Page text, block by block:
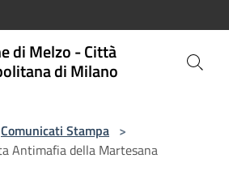
di Melzo - Città
di Milano
Comunicati Stampa >
Antimafia della Martesana